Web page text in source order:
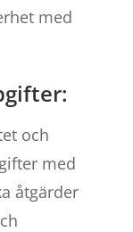
med
och
med
åtgärder